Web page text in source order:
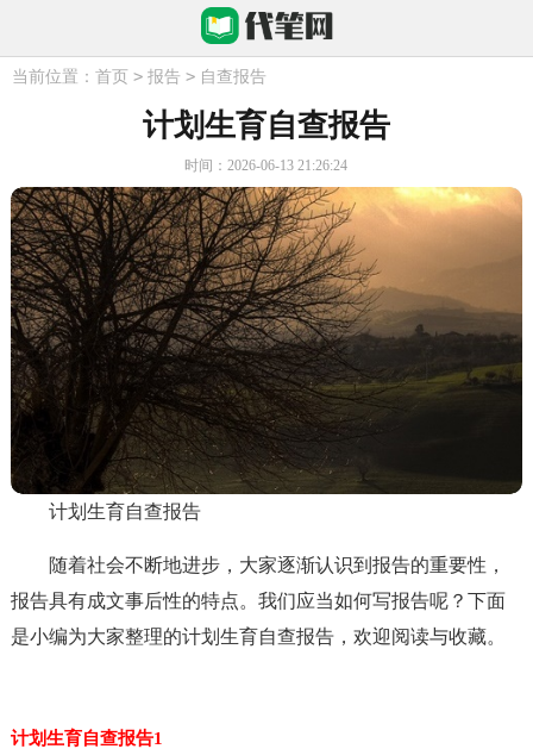
当前位置： 首页 > 报告 > 自查报告
计划生育自查报告
时间：2026-06-13 21:26:24
计划生育自查报告
随着社会不断地进步，大家逐渐认识到报告的重要性，
报告具有成文事后性的特点。我们应当如何写报告呢？下面
是小编为大家整理的计划生育自查报告，欢迎阅读与收藏。
计划生育自查报告1